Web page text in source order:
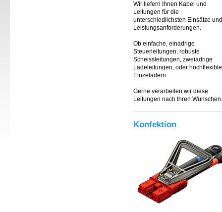
Wir liefern Ihnen Kabel und
Leitungen für die
unterschiedlichsten Einsätze und
Leistungsanforderungen.
Ob einfache, einadrige
Steuerleitungen, robuste
Scheissleitungen, zweiadrige
Ladeleitungen, oder hochflexible
Einzeladern.
Gerne verarbeiten wir diese
Leitungen nach Ihren Wünschen.
Konfektion